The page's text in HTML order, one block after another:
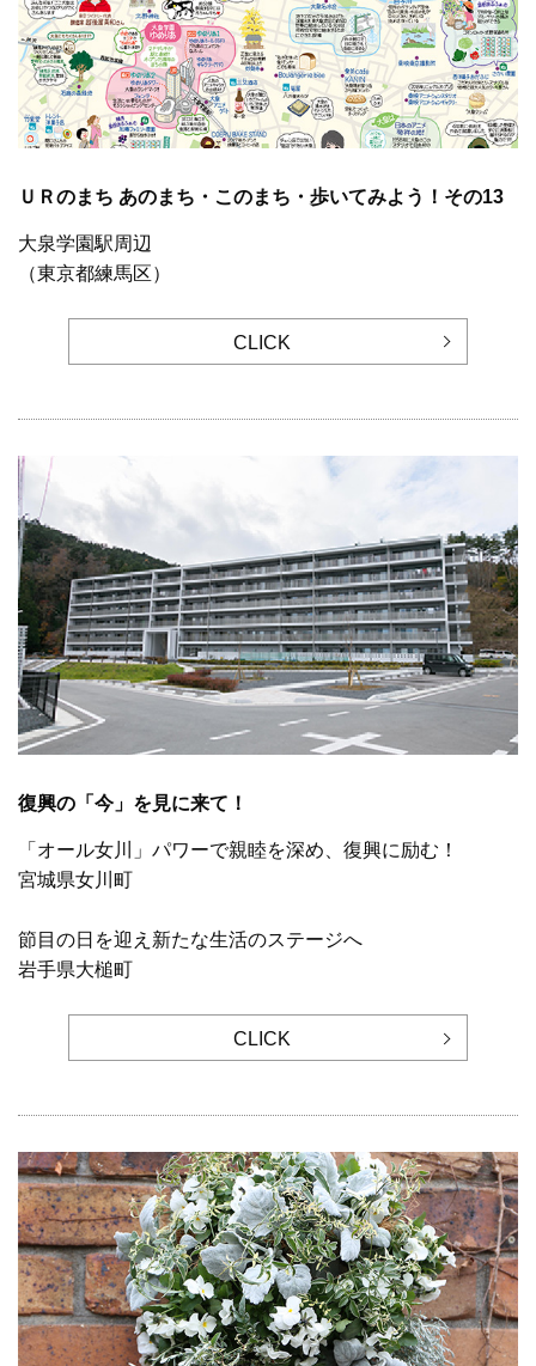
ＵＲのまち あのまち・このまち・歩いてみよう！その13
大泉学園駅周辺
（東京都練馬区）
CLICK
復興の「今」を見に来て！
「オール女川」パワーで親睦を深め、復興に励む！
宮城県女川町
節目の日を迎え新たな生活のステージへ
岩手県大槌町
CLICK